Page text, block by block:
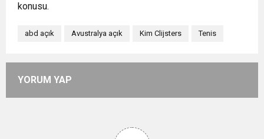
konusu.
abd açık Avustralya açık Kim Clijsters Tenis
YORUM YAP